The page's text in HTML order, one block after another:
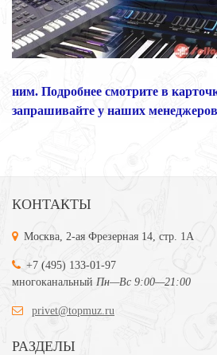
ним. Подробнее смотрите в
запрашивайте у наших
КОНТАКТЫ
Москва, 2-ая Фрезерная 14, стр. 1А
+7 (495) 133-01-97
многоканальный Пн—Вс 9:00—21:00
privet@topmuz.ru
РАЗДЕЛЫ